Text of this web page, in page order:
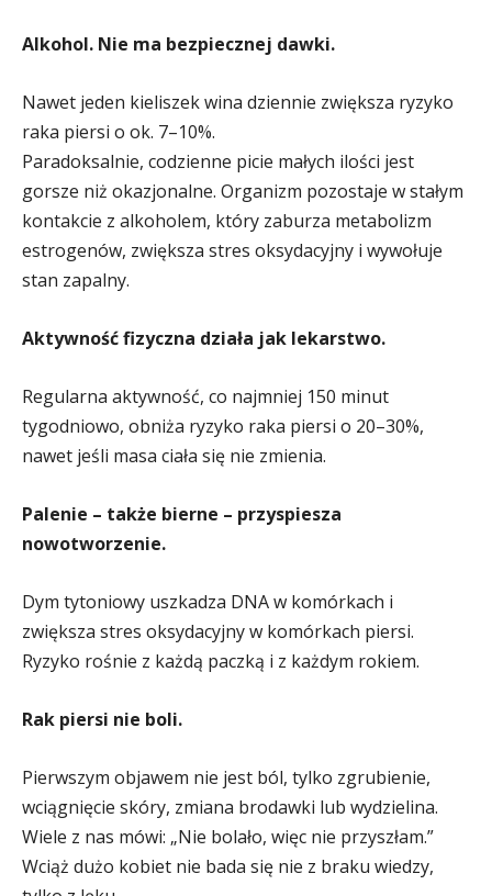
Alkohol. Nie ma bezpiecznej dawki.
Nawet jeden kieliszek wina dziennie zwiększa ryzyko
raka piersi o ok. 7–10%.
Paradoksalnie, codzienne picie małych ilości jest
gorsze niż okazjonalne. Organizm pozostaje w stałym
kontakcie z alkoholem, który zaburza metabolizm
estrogenów, zwiększa stres oksydacyjny i wywołuje
stan zapalny.
Aktywność fizyczna działa jak lekarstwo.
Regularna aktywność, co najmniej 150 minut
tygodniowo, obniża ryzyko raka piersi o 20–30%,
nawet jeśli masa ciała się nie zmienia.
Palenie – także bierne – przyspiesza
nowotworzenie.
Dym tytoniowy uszkadza DNA w komórkach i
zwiększa stres oksydacyjny w komórkach piersi.
Ryzyko rośnie z każdą paczką i z każdym rokiem.
Rak piersi nie boli.
Pierwszym objawem nie jest ból, tylko zgrubienie,
wciągnięcie skóry, zmiana brodawki lub wydzielina.
Wiele z nas mówi: „Nie bolało, więc nie przyszłam.”
Wciąż dużo kobiet nie bada się nie z braku wiedzy,